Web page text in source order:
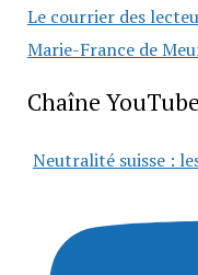
Le courrier des
Marie-France de
Chaîne YouTube
Neutralité suisse :